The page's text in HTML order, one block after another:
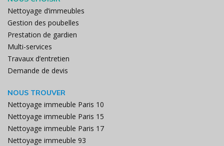
Nettoyage d’immeubles
Gestion des poubelles
Prestation de gardien
Multi-services
Travaux d’entretien
Demande de devis
NOUS TROUVER
Nettoyage immeuble Paris 10
Nettoyage immeuble Paris 15
Nettoyage immeuble Paris 17
Nettoyage immeuble 93